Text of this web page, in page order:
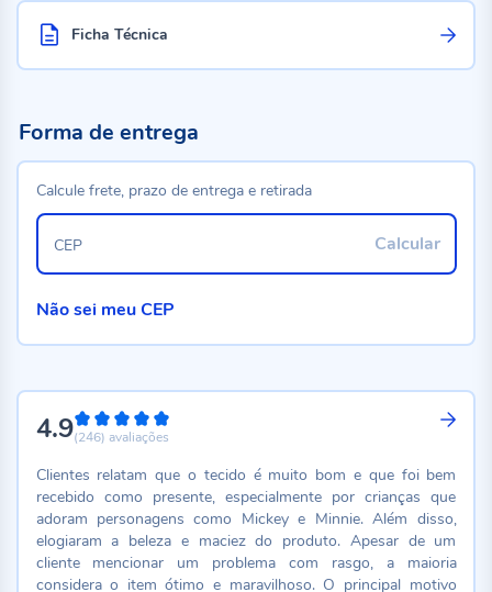
Ficha Técnica
4.998%
(246) avaliações
Clientes relatam que o tecido é muito bom e que foi bem
recebido como presente, especialmente por crianças que
adoram personagens como Mickey e Minnie. Além disso,
elogiaram a beleza e maciez do produto. Apesar de um
cliente mencionar um problema com rasgo, a maioria
considera o item ótimo e maravilhoso. O principal motivo
Forma de entrega
Calcule frete, prazo de entrega e retirada
Calcular
CEP
Não sei meu CEP